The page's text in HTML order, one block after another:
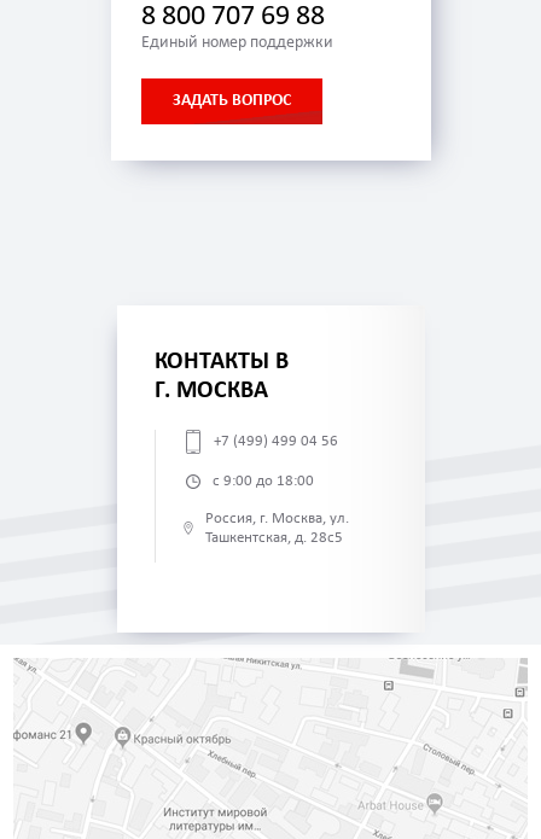
8 800 707 69 88
Единый номер поддержки
ЗАДАТЬ ВОПРОС
КОНТАКТЫ В
Г. МОСКВА
+7 (499) 499 04 56
с 9:00 до 18:00
Россия, г. Москва, ул.
Ташкентская, д. 28с5